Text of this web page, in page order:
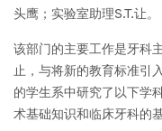
头鹰；实验室助理S.T.让。
该部门的主要工作是牙科
止，与将新的教育标准引
的学生系中研究了以下学
术基础知识和临床牙科的